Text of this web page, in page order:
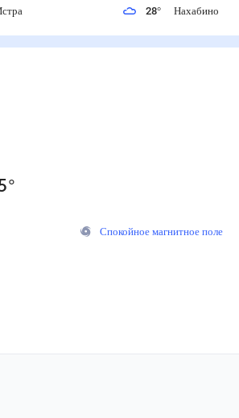
28° Нахабино
°
Спокойное магнитное поле